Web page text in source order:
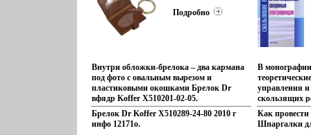
Подробно
Внутри обложки-брелока – два кармана
под фото с овальным вырезом и
пластиковыми окошками Брелок Dr
вфядр Koffer X510201-02-05.
Брелок Dr Koffer X510289-24-80 2010 г
инфо 12171o.
Тираж: 520
(~145х217
В
управления
скользящих
систем с
избыточным
Полученные
Как
Шпаргалки